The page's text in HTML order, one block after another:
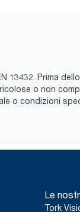
13432. Prima
o non
o condizioni
Le
Tork